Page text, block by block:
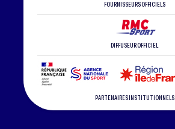
FOURNISSEURS OFFICIELS
DIFFUSEUR OFFICIEL
PARTENAIRES INSTITUTIONNELS